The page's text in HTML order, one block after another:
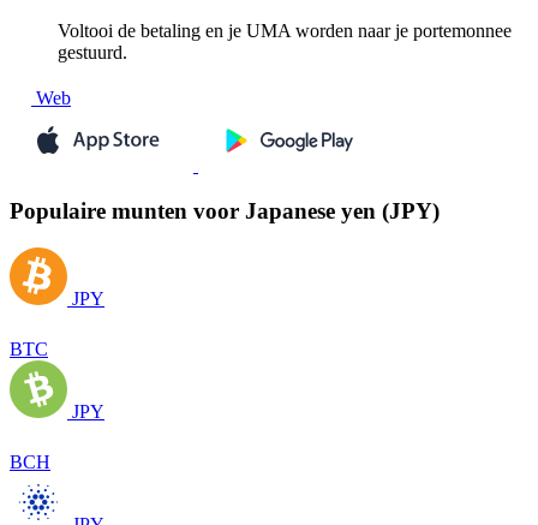
Voltooi de betaling en je UMA worden naar je portemonnee
gestuurd.
Web
Populaire munten voor Japanese yen (JPY)
JPY
BTC
JPY
BCH